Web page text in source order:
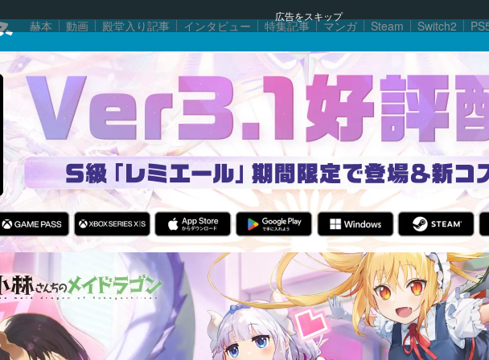
広告をスキップ
赫本 動画 殿堂入り記事 インタビュー 特集記事 マンガ Steam Switch2